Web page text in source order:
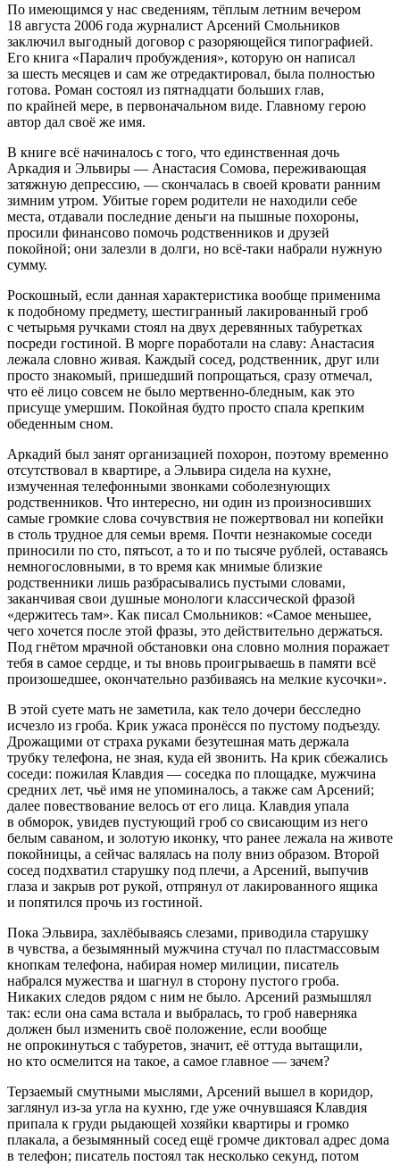
По имеющимся у нас сведениям, тёплым летним вечером
18 августа 2006 года журналист Арсений Смольников
заключил выгодный договор с разоряющейся типографией.
Его книга «Паралич пробуждения», которую он написал
за шесть месяцев и сам же отредактировал, была полностью
готова. Роман состоял из пятнадцати больших глав,
по крайней мере, в первоначальном виде. Главному герою
автор дал своё же имя.
В книге всё начиналось с того, что единственная дочь
Аркадия и Эльвиры — Анастасия Сомова, переживающая
затяжную депрессию, — скончалась в своей кровати ранним
зимним утром. Убитые горем родители не находили себе
места, отдавали последние деньги на пышные похороны,
просили финансово помочь родственников и друзей
покойной; они залезли в долги, но всё-таки набрали нужную
сумму.
Роскошный, если данная характеристика вообще применима
к подобному предмету, шестигранный лакированный гроб
с четырьмя ручками стоял на двух деревянных табуретках
посреди гостиной. В морге поработали на славу: Анастасия
лежала словно живая. Каждый сосед, родственник, друг или
просто знакомый, пришедший попрощаться, сразу отмечал,
что её лицо совсем не было мертвенно-бледным, как это
присуще умершим. Покойная будто просто спала крепким
обеденным сном.
Аркадий был занят организацией похорон, поэтому временно
отсутствовал в квартире, а Эльвира сидела на кухне,
измученная телефонными звонками соболезнующих
родственников. Что интересно, ни один из произносивших
самые громкие слова сочувствия не пожертвовал ни копейки
в столь трудное для семьи время. Почти незнакомые соседи
приносили по сто, пятьсот, а то и по тысяче рублей, оставаясь
немногословными, в то время как мнимые близкие
родственники лишь разбрасывались пустыми словами,
заканчивая свои душные монологи классической фразой
«держитесь там». Как писал Смольников: «Самое меньшее,
чего хочется после этой фразы, это действительно держаться.
Под гнётом мрачной обстановки она словно молния поражает
тебя в самое сердце, и ты вновь проигрываешь в памяти всё
произошедшее, окончательно разбиваясь на мелкие кусочки».
В этой суете мать не заметила, как тело дочери бесследно
исчезло из гроба. Крик ужаса пронёсся по пустому подъезду.
Дрожащими от страха руками безутешная мать держала
трубку телефона, не зная, куда ей звонить. На крик сбежались
соседи: пожилая Клавдия — соседка по площадке, мужчина
средних лет, чьё имя не упоминалось, а также сам Арсений;
далее повествование велось от его лица. Клавдия упала
в обморок, увидев пустующий гроб со свисающим из него
белым саваном, и золотую иконку, что ранее лежала на животе
покойницы, а сейчас валялась на полу вниз образом. Второй
сосед подхватил старушку под плечи, а Арсений, выпучив
глаза и закрыв рот рукой, отпрянул от лакированного ящика
и попятился прочь из гостиной.
Пока Эльвира, захлёбываясь слезами, приводила старушку
в чувства, а безымянный мужчина стучал по пластмассовым
кнопкам телефона, набирая номер милиции, писатель
набрался мужества и шагнул в сторону пустого гроба.
Никаких следов рядом с ним не было. Арсений размышлял
так: если она сама встала и выбралась, то гроб наверняка
должен был изменить своё положение, если вообще
не опрокинуться с табуретов, значит, её оттуда вытащили,
но кто осмелится на такое, а самое главное — зачем?
Терзаемый смутными мыслями, Арсений вышел в коридор,
заглянул из-за угла на кухню, где уже очнувшаяся Клавдия
припала к груди рыдающей хозяйки квартиры и громко
плакала, а безымянный сосед ещё громче диктовал адрес дома
в телефон; писатель постоял так несколько секунд, потом